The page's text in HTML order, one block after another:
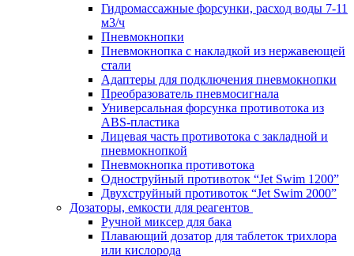
Гидромассажные форсунки, расход воды 7-11
м3/ч
Пневмокнопки
Пневмокнопка с накладкой из нержавеющей
стали
Адаптеры для подключения пневмокнопки
Преобразователь пневмосигнала
Универсальная форсунка противотока из
ABS-пластика
Лицевая часть противотока с закладной и
пневмокнопкой
Пневмокнопка противотока
Одноструйный противоток “Jet Swim 1200”
Двухструйный противоток “Jet Swim 2000”
Дозаторы, емкости для реагентов
Ручной миксер для бака
Плавающий дозатор для таблеток трихлора
или кислорода